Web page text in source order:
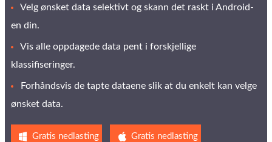
Velg ønsket data selektivt og skann det raskt i Android-
en din.
Vis alle oppdagede data pent i forskjellige
klassifiseringer.
Forhåndsvis de tapte dataene slik at du enkelt kan velge
ønsket data.
Gratis nedlasting Gratis nedlasting